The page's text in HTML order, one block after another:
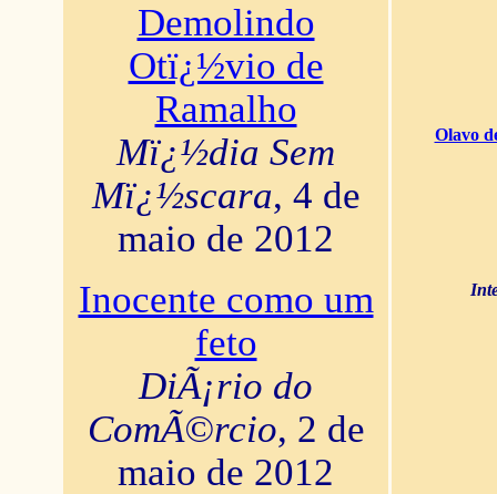
Demolindo
Otï¿½vio de
Ramalho
Mï¿½dia Sem
Mï¿½scara, 4 de
maio de 2012
Inocente como um
feto
DiÃ¡rio do
ComÃ©rcio, 2 de
maio de 2012
Olavo